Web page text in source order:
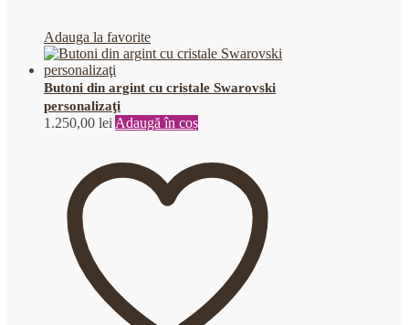
Adauga la favorite
Butoni din argint cu cristale Swarovski
personalizaţi
1.250,00 lei Adaugă în coș